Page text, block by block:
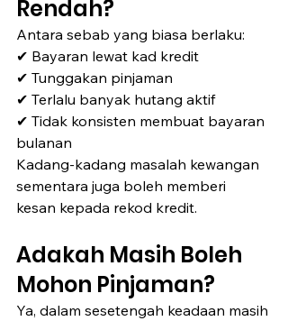
Rendah?
Antara sebab yang biasa berlaku:
✔ Bayaran lewat kad kredit
✔ Tunggakan pinjaman
✔ Terlalu banyak hutang aktif
✔ Tidak konsisten membuat bayaran
bulanan
Kadang-kadang masalah kewangan
sementara juga boleh memberi
kesan kepada rekod kredit.
Adakah Masih Boleh
Mohon Pinjaman?
Ya, dalam sesetengah keadaan masih